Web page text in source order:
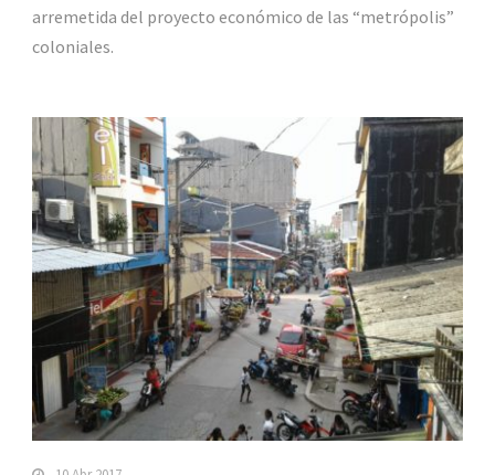
arremetida del proyecto económico de las “metrópolis”
coloniales.